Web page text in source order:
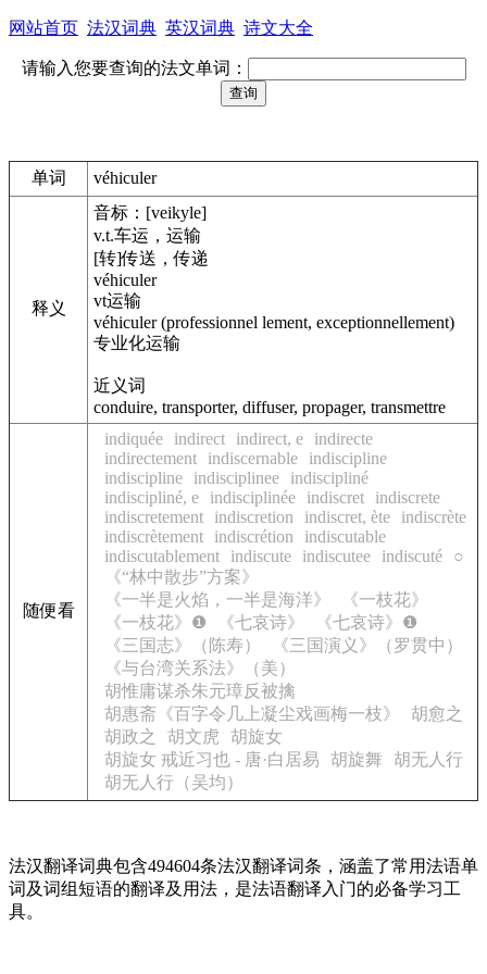
网站首页 法汉词典 英汉词典 诗文大全
请输入您要查询的法文单词：
单词 véhiculer
释义
音标：[veikyle]
v.t.车运，运输
[转]传送，传递
véhiculer
vt运输
véhiculer (professionnel lement, exceptionnellement)
专业化运输
近义词
conduire, transporter, diffuser, propager, transmettre
随便看
indiquée indirect indirect, e
indirecte
indirectement
indiscernable
indiscipline
indiscipline
indisciplinee
indiscipliné
indiscipliné, e
indisciplinée indiscret
indiscrete
indiscretement
indiscretion indiscret, ète
indiscrète
indiscrètement
indiscrétion
indiscutable
indiscutablement
indiscute indiscutee indiscuté
○
《“林中散步”方案》
《一半是火焰，一半是海洋》
《一枝花》
《一枝花》❶
《七哀诗》
《七哀诗》❶
《三国志》（陈寿）
《三国演义》（罗贯中）
《与台湾关系法》（美）
胡惟庸谋杀朱元璋反被擒
胡惠斋《百字令几上凝尘戏画梅一枝》
胡愈之
胡政之
胡文虎
胡旋女
胡旋女 戒近习也 - 唐·白居易
胡旋舞
胡无人行
胡无人行（吴均）
法汉翻译词典包含494604条法汉翻译词条，涵盖了常用法语单
词及词组短语的翻译及用法，是法语翻译入门的必备学习工
具。